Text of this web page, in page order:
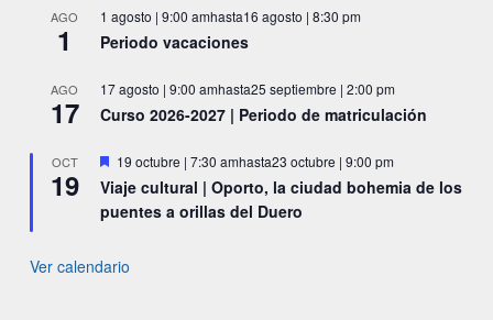
AGO
1
1 agosto | 9:00 amhasta16 agosto | 8:30 pm
Periodo vacaciones
AGO
17
17 agosto | 9:00 amhasta25 septiembre | 2:00 pm
Curso 2026-2027 | Periodo de matriculación
OCT
19
Destacado
19 octubre | 7:30 amhasta23 octubre | 9:00 pm
Viaje cultural | Oporto, la ciudad bohemia de los
puentes a orillas del Duero
Ver calendario